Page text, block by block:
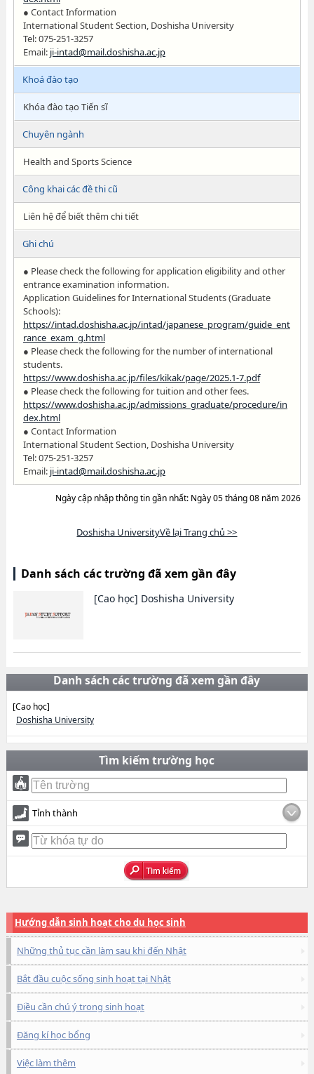
● Contact Information
International Student Section, Doshisha University
Tel: 075-251-3257
Email: ji-intad@mail.doshisha.ac.jp
Khoá đào tạo
Khóa đào tạo Tiến sĩ
Chuyên ngành
Health and Sports Science
Công khai các đề thi cũ
Liên hệ để biết thêm chi tiết
Ghi chú
● Please check the following for application eligibility and other
entrance examination information.
Application Guidelines for International Students (Graduate
Schools):
https://intad.doshisha.ac.jp/intad/japanese_program/guide_ent
rance_exam_g.html
● Please check the following for the number of international
students.
https://www.doshisha.ac.jp/files/kikak/page/2025.1-7.pdf
● Please check the following for tuition and other fees.
https://www.doshisha.ac.jp/admissions_graduate/procedure/in
dex.html
● Contact Information
International Student Section, Doshisha University
Tel: 075-251-3257
Email: ji-intad@mail.doshisha.ac.jp
Ngày cập nhập thông tin gần nhất: Ngày 05 tháng 08 năm 2026
Doshisha UniversityVề lại Trang chủ >>
Danh sách các trường đã xem gần đây
[Cao học] Doshisha University
Danh sách các trường đã xem gần đây
[Cao học]
Doshisha University
Tìm kiếm trường học
Tỉnh thành
Hướng dẫn sinh hoạt cho du học sinh
Những thủ tục cần làm sau khi đến Nhật
Bắt đầu cuộc sống sinh hoạt tại Nhật
Điều cần chú ý trong sinh hoạt
Đăng kí học bổng
Việc làm thêm